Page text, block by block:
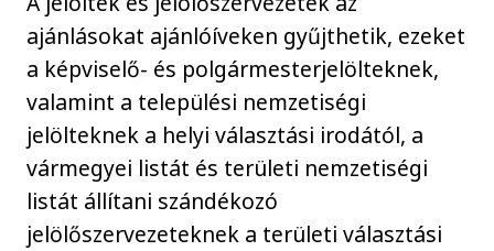
ajánlásokat ajánlóíveken gyűjthetik, ezeket
a képviselő- és polgármesterjelölteknek,
valamint a települési nemzetiségi
jelölteknek a helyi választási irodától, a
vármegyei listát és területi nemzetiségi
listát állítani szándékozó
jelölőszervezeteknek a területi választási